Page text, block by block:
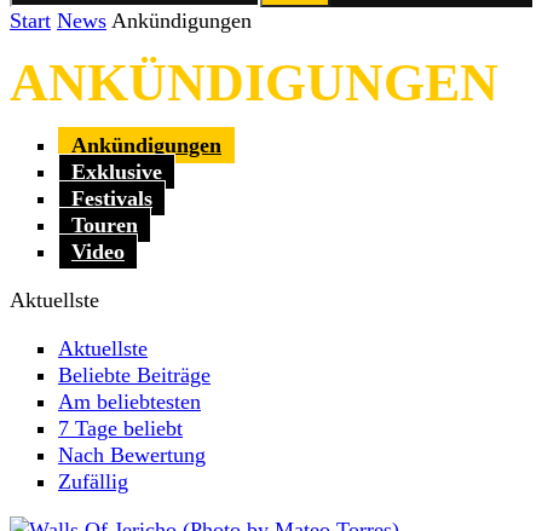
Start News Ankündigungen
ANKÜNDIGUNGEN
Ankündigungen
Exklusive
Festivals
Touren
Video
Aktuellste
Aktuellste
Beliebte Beiträge
Am beliebtesten
7 Tage beliebt
Nach Bewertung
Zufällig